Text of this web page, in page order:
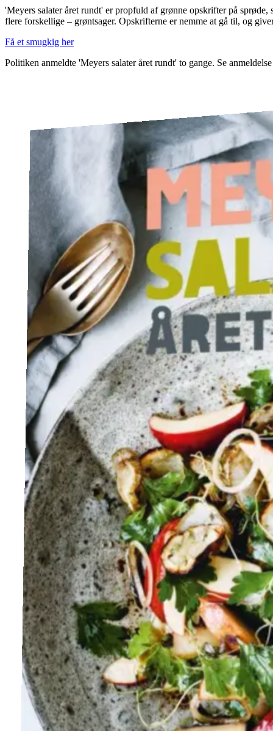
'Meyers salater året rundt' er propfuld af grønne opskrifter på
flere forskellige – grøntsager. Opskrifterne er nemme at gå til, og
Få et smugkig her
Politiken anmeldte 'Meyers salater året rundt' to gange. Se